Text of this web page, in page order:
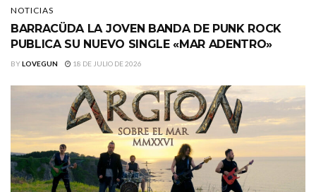
NOTICIAS
BARRACÜDA LA JOVEN BANDA DE PUNK ROCK
PUBLICA SU NUEVO SINGLE «MAR ADENTRO»
BYLOVEGUN 18 DE JULIO DE 2026